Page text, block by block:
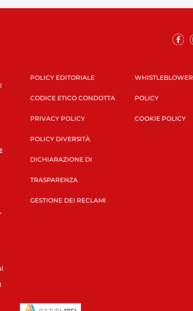
POLICY EDITORIALE
CODICE ETICO CONDOTTA
PRIVACY POLICY
POLICY DIVERSITÀ
DICHIARAZIONE DI
TRASPARENZA
GESTIONE DEI RECLAMI
WHISTLEBLOWER
POLICY
COOKIE POLICY